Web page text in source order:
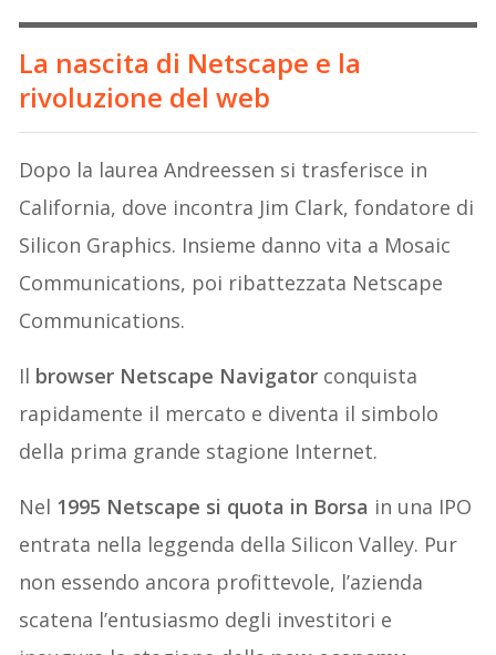
La nascita di Netscape e la
rivoluzione del web
Dopo la laurea Andreessen si trasferisce in
California, dove incontra Jim Clark, fondatore di
Silicon Graphics. Insieme danno vita a Mosaic
Communications, poi ribattezzata Netscape
Communications.
Il browser Netscape Navigator conquista
rapidamente il mercato e diventa il simbolo
della prima grande stagione Internet.
Nel 1995 Netscape si quota in Borsa in una IPO
entrata nella leggenda della Silicon Valley. Pur
non essendo ancora profittevole, l’azienda
scatena l’entusiasmo degli investitori e